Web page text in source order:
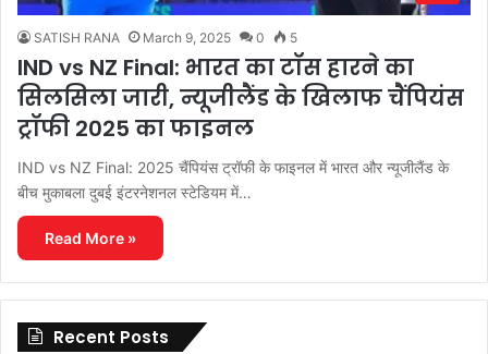
SATISH RANA March 9, 2025 0 5
IND vs NZ Final: भारत का टॉस हारने का
सिलसिला जारी, न्यूजीलैंड के खिलाफ चैंपियंस
ट्रॉफी 2025 का फाइनल
IND vs NZ Final: 2025 चैंपियंस ट्रॉफी के फाइनल में भारत और न्यूजीलैंड के
बीच मुकाबला दुबई इंटरनेशनल स्टेडियम में…
Read More »
Recent Posts